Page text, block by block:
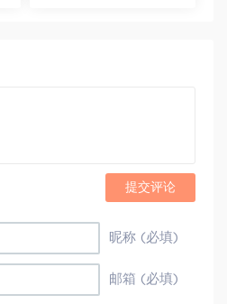
提交评论
昵称 (必填)
邮箱 (必填)